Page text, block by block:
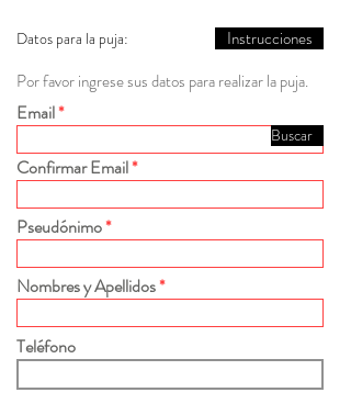
Datos para la puja:
Instrucciones
Por favor ingrese sus datos para realizar la puja.
Email
Buscar
Confirmar Email
Pseudónimo
Nombres y Apellidos
Teléfono